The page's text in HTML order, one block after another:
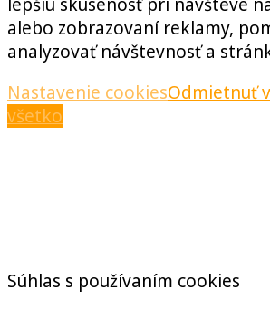
alebo zobrazovaní reklamy,
analyzovať návštevnosť a
Nastavenie cookiesOdmietnuť
všetko
Súhlas s používaním cookies